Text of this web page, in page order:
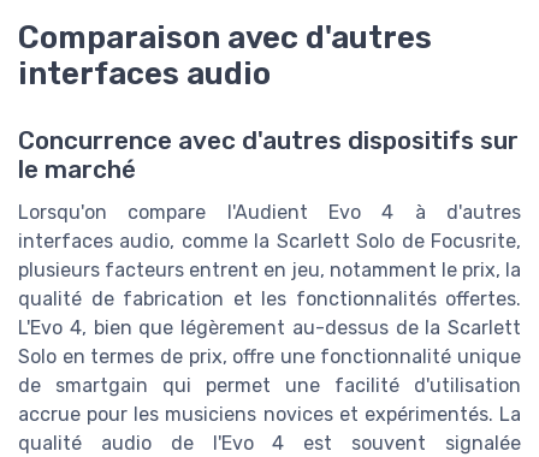
Comparaison avec d'autres
interfaces audio
Concurrence avec d'autres dispositifs sur
le marché
Lorsqu'on compare l'Audient Evo 4 à d'autres
interfaces audio, comme la Scarlett Solo de Focusrite,
plusieurs facteurs entrent en jeu, notamment le prix, la
qualité de fabrication et les fonctionnalités offertes.
L'Evo 4, bien que légèrement au-dessus de la Scarlett
Solo en termes de prix, offre une fonctionnalité unique
de smartgain qui permet une facilité d'utilisation
accrue pour les musiciens novices et expérimentés. La
qualité audio de l'Evo 4 est souvent signalée